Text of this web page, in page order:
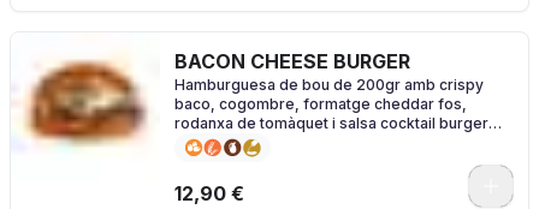
BACON CHEESE BURGER
Hamburguesa de bou de 200gr amb crispy
baco, cogombre, formatge cheddar fos,
rodanxa de tomàquet i salsa cocktail burger
amb el nostre pà especial brioche
12,90 €